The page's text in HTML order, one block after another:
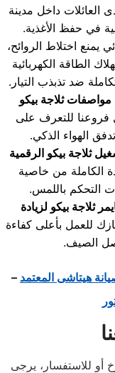
العائلات داخل مدينة
في حفظ الأغذية.
يمنع اختلاط الروائح،
الطاقة الكهربائية
ضد تذبذب التيار.
مواصفات ثلاجة بيكو
فروعنا للتعرف على
الهواء الذكي.
ثلاجة بيكو الرقمية
الكاملة من خاصية
التحكم باللمس.
ثلاجة بيكو لزيادة
للعمل بأعلى كفاءة
الصيف.
هيتاشى المعتمد –
للاستفسار، يرجى